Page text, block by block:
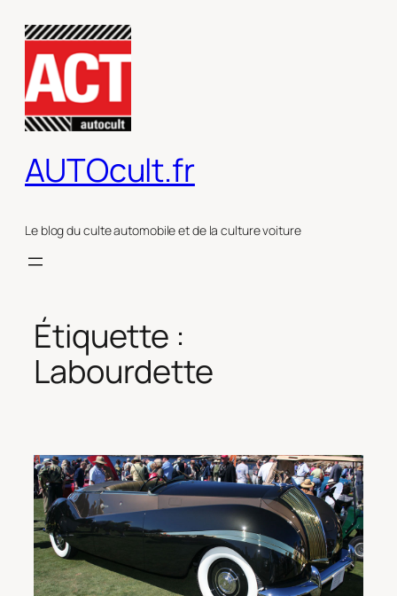
contenu
AUTOcult.fr
Le blog du culte automobile et de la culture voiture
Étiquette :
Labourdette